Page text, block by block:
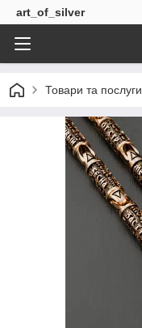
art_of_silver
Товари та послуги